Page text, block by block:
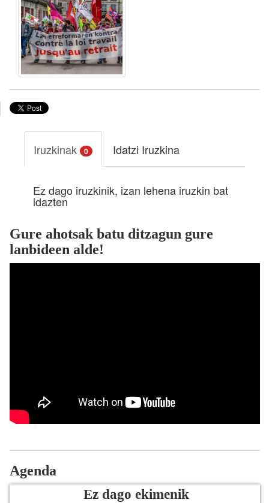
Iruzkinak 0 Idatzi Iruzkina
Ez dago iruzkinik, izan lehena iruzkin bat
idazten
Gure ahotsak batu ditzagun gure
lanbideen alde!
Agenda
Ez dago ekimenik